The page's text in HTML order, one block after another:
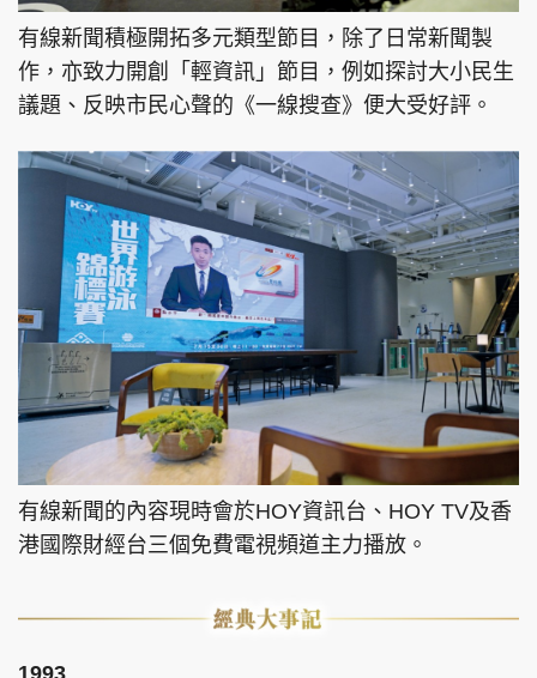
有線新聞積極開拓多元類型節目，除了日常新聞製
作，亦致力開創「輕資訊」節目，例如探討大小民生
議題、反映市民心聲的《一線搜查》便大受好評。
有線新聞的內容現時會於HOY資訊台、HOY TV及香
港國際財經台三個免費電視頻道主力播放。
1993